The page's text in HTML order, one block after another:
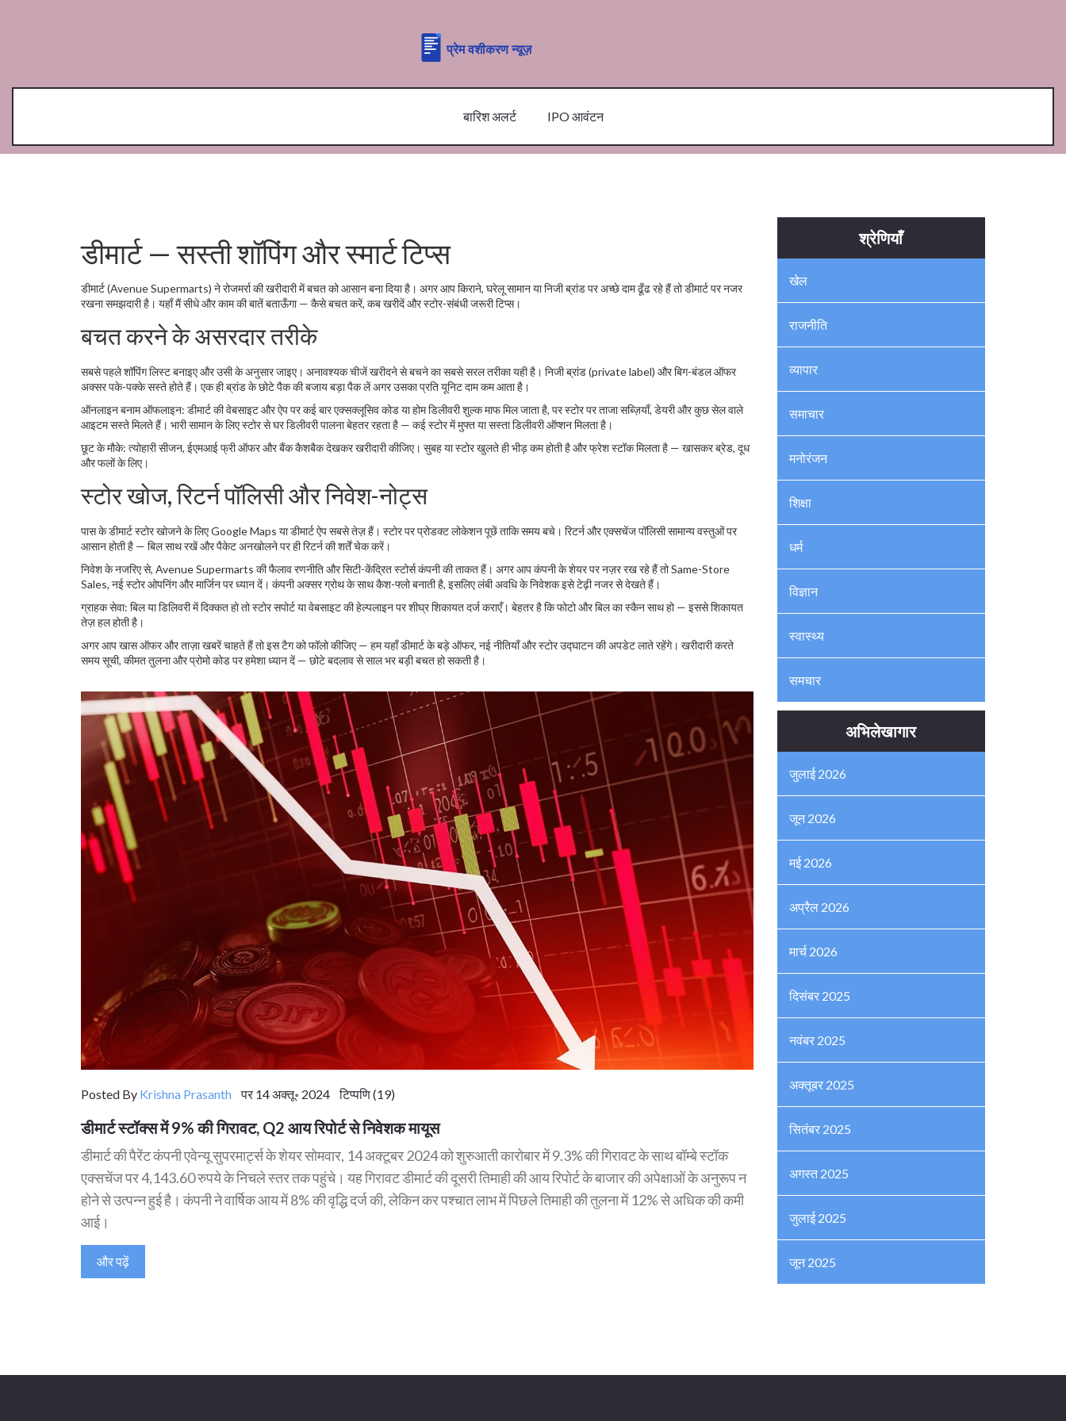
बारिश अलर्ट IPO आवंटन
डीमार्ट — सस्ती शॉपिंग और स्मार्ट टिप्स
डीमार्ट (Avenue Supermarts) ने रोजमर्रा की खरीदारी में बचत को आसान बना दिया है। अगर आप किराने, घरेलू सामान या निजी ब्रांड पर अच्छे दाम ढूँढ रहे हैं तो डीमार्ट पर नजर
रखना समझदारी है। यहाँ मैं सीधे और काम की बातें बताऊँगा — कैसे बचत करें, कब खरीदें और स्टोर-संबंधी जरूरी टिप्स।
बचत करने के असरदार तरीके
सबसे पहले शॉपिंग लिस्ट बनाइए और उसी के अनुसार जाइए। अनावश्यक चीजें खरीदने से बचने का सबसे सरल तरीका यही है। निजी ब्रांड (private label) और बिग-बंडल ऑफर
अक्सर पके-पक्के सस्ते होते हैं। एक ही ब्रांड के छोटे पैक की बजाय बड़ा पैक लें अगर उसका प्रति यूनिट दाम कम आता है।
ऑनलाइन बनाम ऑफलाइन: डीमार्ट की वेबसाइट और ऐप पर कई बार एक्सक्लूसिव कोड या होम डिलीवरी शुल्क माफ मिल जाता है, पर स्टोर पर ताजा सब्ज़ियाँ, डेयरी और कुछ सेल वाले
आइटम सस्ते मिलते हैं। भारी सामान के लिए स्टोर से घर डिलीवरी पालना बेहतर रहता है — कई स्टोर में मुफ्त या सस्‍ता डिलीवरी ऑप्शन मिलता है।
छूट के मौके: त्योहारी सीजन, ईएमआई फ्री ऑफर और बैंक कैशबैक देखकर खरीदारी कीजिए। सुबह या स्टोर खुलते ही भीड़ कम होती है और फ्रेश स्टॉक मिलता है — खासकर ब्रेड, दूध
और फलों के लिए।
स्टोर खोज, रिटर्न पॉलिसी और निवेश-नोट्स
पास के डीमार्ट स्टोर खोजने के लिए Google Maps या डीमार्ट ऐप सबसे तेज़ हैं। स्टोर पर प्रोडक्ट लोकेशन पूछें ताकि समय बचे। रिटर्न और एक्सचेंज पॉलिसी सामान्य वस्तुओं पर
आसान होती है — बिल साथ रखें और पैकेट अनखोलने पर ही रिटर्न की शर्तें चेक करें।
निवेश के नजरिए से, Avenue Supermarts की फैलाव रणनीति और सिटी-केंद्रित स्टोर्स कंपनी की ताकत हैं। अगर आप कंपनी के शेयर पर नज़र रख रहे हैं तो Same-Store
Sales, नई स्टोर ओपनिंग और मार्जिन पर ध्यान दें। कंपनी अक्सर ग्रोथ के साथ कैश-फ्लो बनाती है, इसलिए लंबी अवधि के निवेशक इसे टेढ़ी नजर से देखते हैं।
ग्राहक सेवा: बिल या डिलिवरी में दिक्कत हो तो स्टोर सपोर्ट या वेबसाइट की हेल्पलाइन पर शीघ्र शिकायत दर्ज कराएँ। बेहतर है कि फोटो और बिल का स्कैन साथ हो — इससे शिकायत
तेज़ हल होती है।
अगर आप खास ऑफर और ताज़ा खबरें चाहते हैं तो इस टैग को फॉलो कीजिए — हम यहाँ डीमार्ट के बड़े ऑफर, नई नीतियाँ और स्टोर उद्घाटन की अपडेट लाते रहेंगे। खरीदारी करते
समय सूची, कीमत तुलना और प्रोमो कोड पर हमेशा ध्यान दें — छोटे बदलाव से साल भर बड़ी बचत हो सकती है।
Posted By Krishna Prasanth पर 14 अक्तू॰ 2024 टिप्पणि (19)
डीमार्ट स्टॉक्स में 9% की गिरावट, Q2 आय रिपोर्ट से निवेशक मायूस
डीमार्ट की पैरेंट कंपनी एवेन्यू सुपरमार्ट्स के शेयर सोमवार, 14 अक्टूबर 2024 को शुरुआती कारोबार में 9.3% की गिरावट के साथ बॉम्बे स्टॉक
एक्सचेंज पर 4,143.60 रुपये के निचले स्तर तक पहुंचे। यह गिरावट डीमार्ट की दूसरी तिमाही की आय रिपोर्ट के बाजार की अपेक्षाओं के अनुरूप न
होने से उत्पन्न हुई है। कंपनी ने वार्षिक आय में 8% की वृद्धि दर्ज की, लेकिन कर पश्चात लाभ में पिछले तिमाही की तुलना में 12% से अधिक की कमी
आई।
और पढ़ें
श्रेणियाँ
खेल
राजनीति
व्यापार
समाचार
मनोरंजन
शिक्षा
धर्म
विज्ञान
स्वास्थ्य
समचार
अभिलेखागार
जुलाई 2026
जून 2026
मई 2026
अप्रैल 2026
मार्च 2026
दिसंबर 2025
नवंबर 2025
अक्तूबर 2025
सितंबर 2025
अगस्त 2025
जुलाई 2025
जून 2025